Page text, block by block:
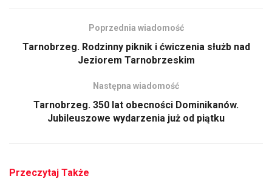
Poprzednia wiadomość
Tarnobrzeg. Rodzinny piknik i ćwiczenia służb nad
Jeziorem Tarnobrzeskim
Następna wiadomość
Tarnobrzeg. 350 lat obecności Dominikanów.
Jubileuszowe wydarzenia już od piątku
Przeczytaj Także